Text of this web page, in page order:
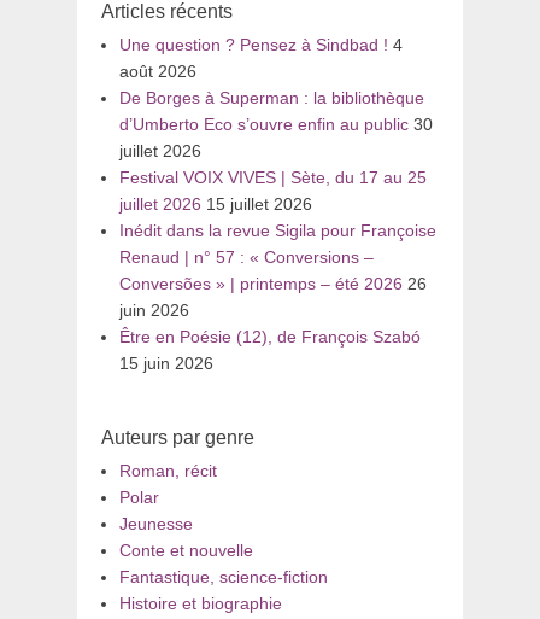
Articles récents
Une question ? Pensez à Sindbad ! 4
août 2026
De Borges à Superman : la bibliothèque
d’Umberto Eco s’ouvre enfin au public 30
juillet 2026
Festival VOIX VIVES | Sète, du 17 au 25
juillet 2026 15 juillet 2026
Inédit dans la revue Sigila pour Françoise
Renaud | n° 57 : « Conversions –
Conversões » | printemps – été 2026 26
juin 2026
Être en Poésie (12), de François Szabó
15 juin 2026
Auteurs par genre
Roman, récit
Polar
Jeunesse
Conte et nouvelle
Fantastique, science-fiction
Histoire et biographie